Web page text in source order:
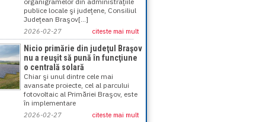
publice locale şi judeţene, Consiliul
Judeţean Braşov[...]
2026-02-27 citeste mai mult
Nicio primărie din judeţul Braşov
nu a reuşit să pună în funcţiune
o centrală solară
Chiar şi unul dintre cele mai
avansate proiecte, cel al parcului
fotovoltaic al Primăriei Braşov, este
în implementare
2026-02-27 citeste mai mult